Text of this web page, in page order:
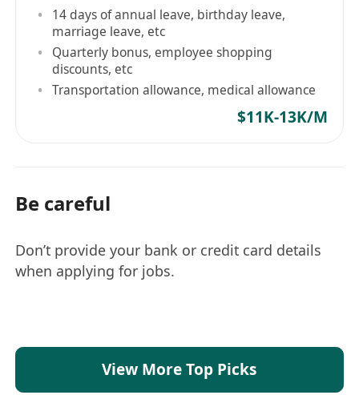
14 days of annual leave, birthday leave,
marriage leave, etc
Quarterly bonus, employee shopping
discounts, etc
Transportation allowance, medical allowance
$11K-13K/M
Be careful
Don’t provide your bank or credit card details
when applying for jobs.
View More Top Picks